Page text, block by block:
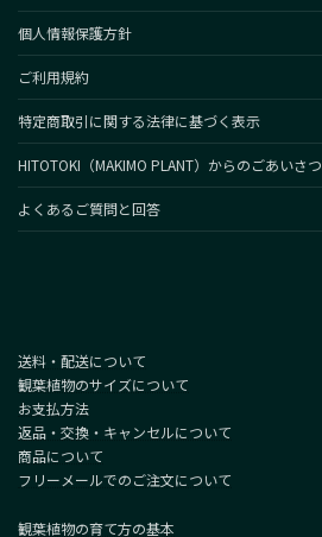
個人情報保護方針
ご利用規約
特定商取引に関する法律に基づく表示
HITOTOKI（MAKIMO PLANT）からのごあいさつ
よくあるご質問と回答
送料・配送について
観葉植物のサイズについて
お支払方法
返品・交換・キャンセルについて
商品について
フリーメールでのご注文について
観葉植物の育て方の基本